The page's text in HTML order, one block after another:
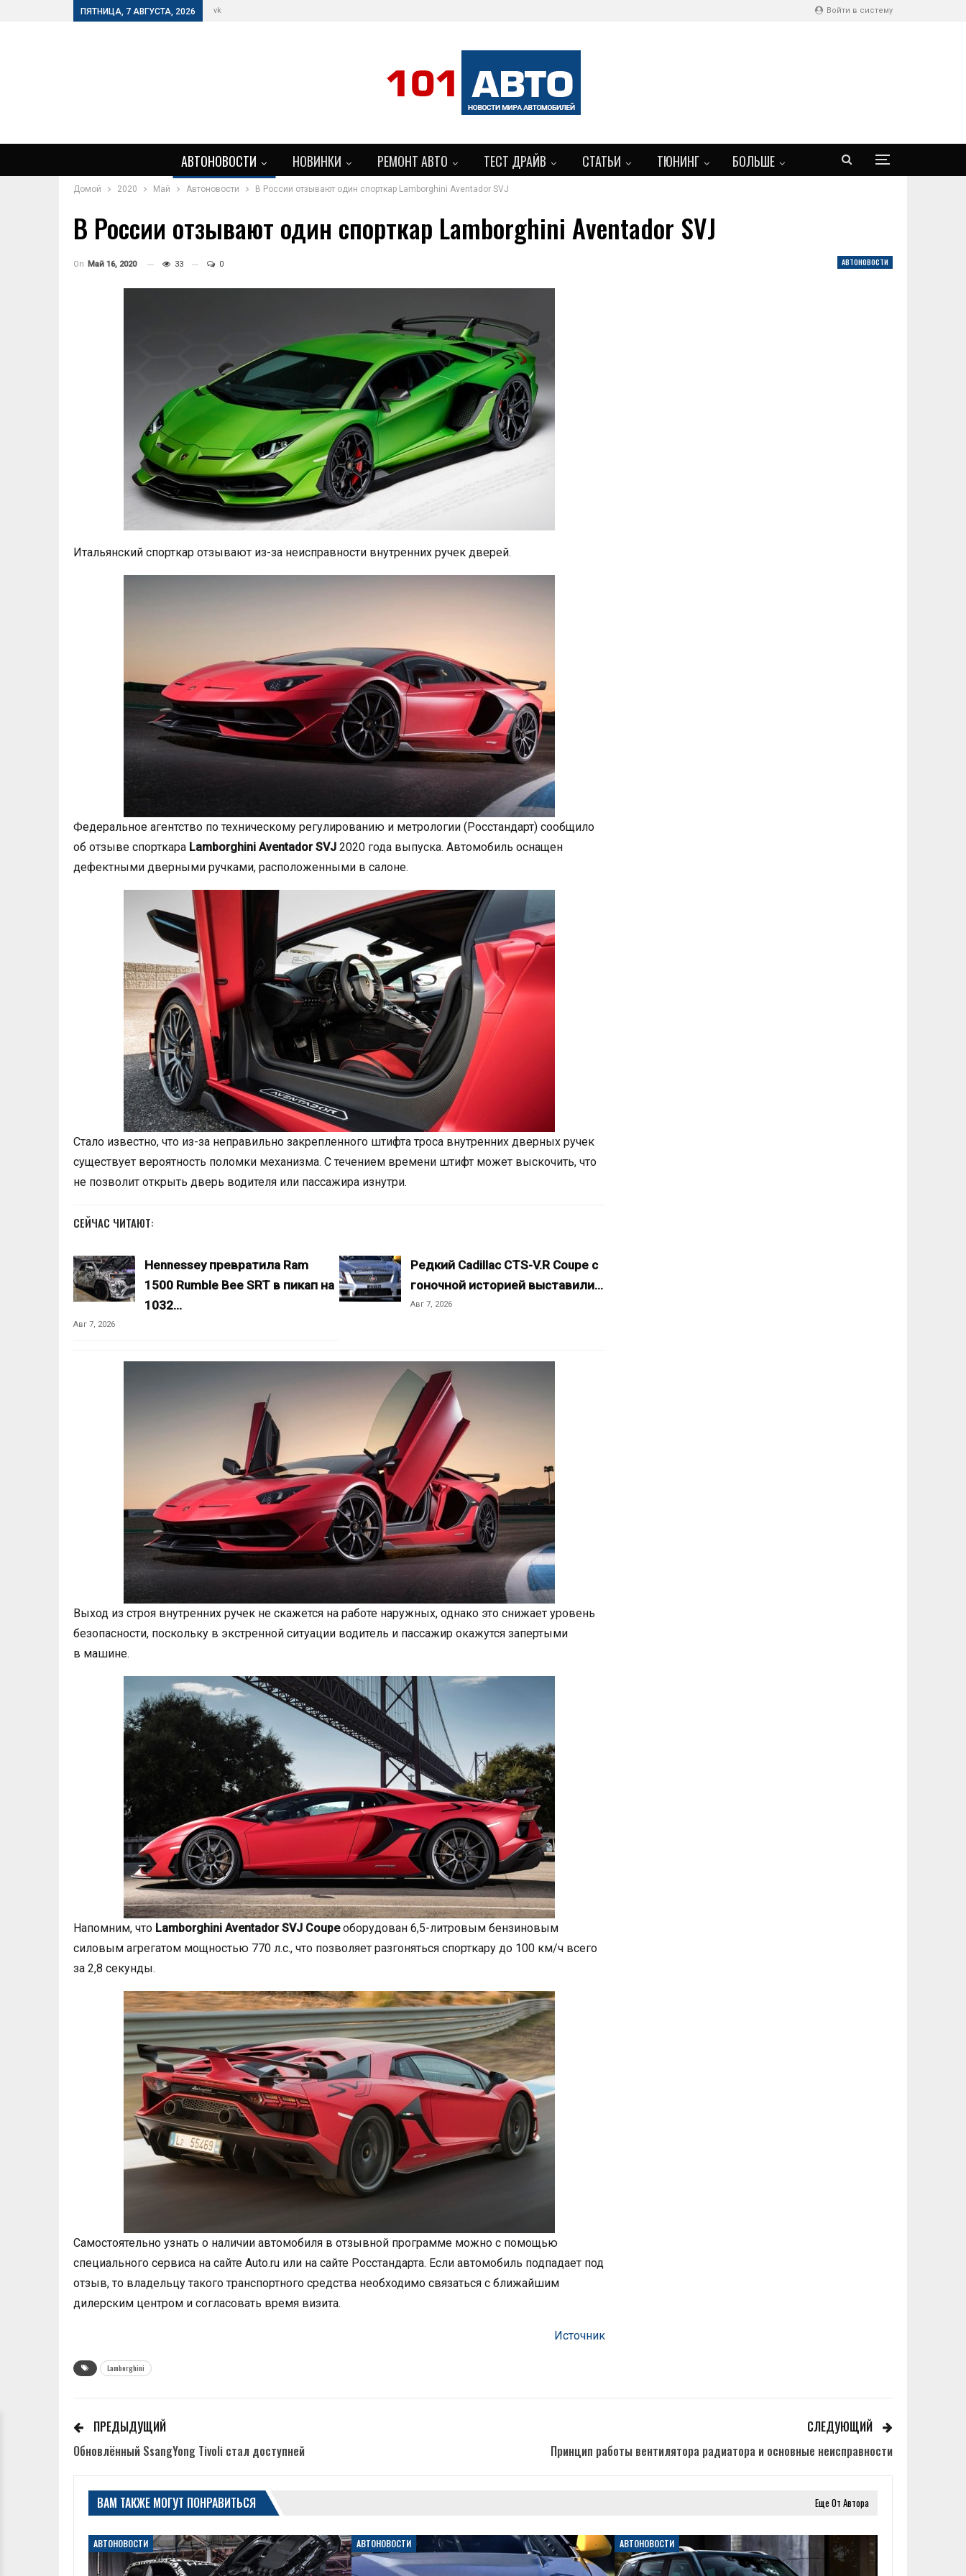
Войти в систему
ПЯТНИЦА, 7 АВГУСТА, 2026 vk
АВТОНОВОСТИ НОВИНКИ РЕМОНТ АВТО ТЕСТ ДРАЙВ СТАТЬИ ТЮНИНГ БОЛЬШЕ
Домой 2020 Май Автоновости В России отзывают один спорткар Lamborghini Aventador SVJ
В России отзывают один спорткар Lamborghini Aventador SVJ
АВТОНОВОСТИ
On Май 16, 2020 33 0
Итальянский спорткар отзывают из-за неисправности внутренних ручек дверей.
Федеральное агентство по техническому регулированию и метрологии (Росстандарт) сообщило
об отзыве спорткара Lamborghini Aventador SVJ 2020 года выпуска. Автомобиль оснащен
дефектными дверными ручками, расположенными в салоне.
Стало известно, что из-за неправильно закрепленного штифта троса внутренних дверных ручек
существует вероятность поломки механизма. С течением времени штифт может выскочить, что
не позволит открыть дверь водителя или пассажира изнутри.
СЕЙЧАС ЧИТАЮТ:
Hennessey превратила Ram
1500 Rumble Bee SRT в пикап на
1032…
Авг 7, 2026
Редкий Cadillac CTS-V.R Coupe с
гоночной историей выставили…
Авг 7, 2026
Выход из строя внутренних ручек не скажется на работе наружных, однако это снижает уровень
безопасности, поскольку в экстренной ситуации водитель и пассажир окажутся запертыми
в машине.
Напомним, что Lamborghini Aventador SVJ Coupeоборудован 6,5-литровым бензиновым
силовым агрегатом мощностью 770 л.с., что позволяет разгоняться спорткару до 100 км/ч всего
за 2,8 секунды.
Самостоятельно узнать о наличии автомобиля в отзывной программе можно с помощью
специального сервиса на сайте Auto.ru или на сайте Росстандарта. Если автомобиль подпадает под
отзыв, то владельцу такого транспортного средства необходимо связаться с ближайшим
дилерским центром и согласовать время визита.
Источник
Lamborghini
ПРЕДЫДУЩИЙ
Обновлённый SsangYong Tivoli стал доступней
СЛЕДУЮЩИЙ
Принцип работы вентилятора радиатора и основные неисправности
ВАМ ТАКЖЕ МОГУТ ПОНРАВИТЬСЯ Еще От Автора
АВТОНОВОСТИ АВТОНОВОСТИ АВТОНОВОСТИ